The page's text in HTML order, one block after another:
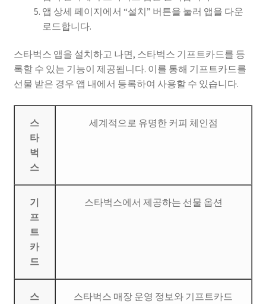
앱 상세 페이지에서 “설치” 버튼을 눌러 앱을 다운
로드합니다.
스타벅스 앱을 설치하고 나면, 스타벅스 기프트카드를 등
록할 수 있는 기능이 제공됩니다. 이를 통해 기프트카드를
선물 받은 경우 앱 내에서 등록하여 사용할 수 있습니다.
스
타
벅
스
세계적으로 유명한 커피 체인점
기
프
트
카
드
스타벅스에서 제공하는 선물 옵션
스
스타벅스 매장 운영 정보와 기프트카드